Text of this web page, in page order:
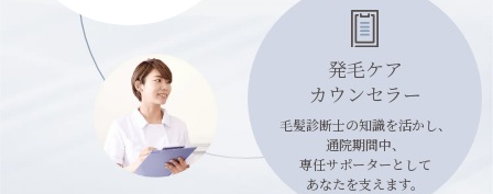
発毛ケア
カウンセラー
毛髪診断士の知識を活かし、
通院期間中、
専任サポーターとして
あなたを支えます。